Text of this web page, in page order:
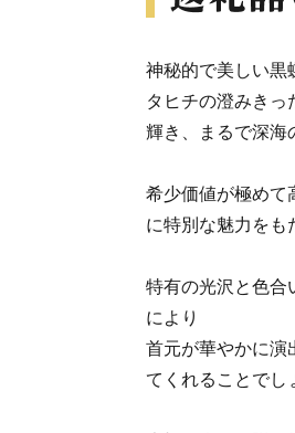
神秘的で美しい黒
タヒチの澄みきっ
輝き、まるで深海
希少価値が極めて
に特別な魅力をも
特有の光沢と色合
により
首元が華やかに演
てくれることでし